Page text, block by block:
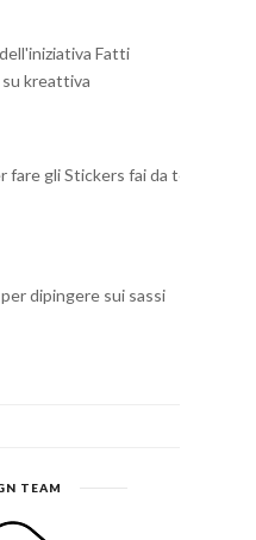
Fatti
kreattiva
fare gli Stickers fai da te
dipingere sui sassi
TEAM